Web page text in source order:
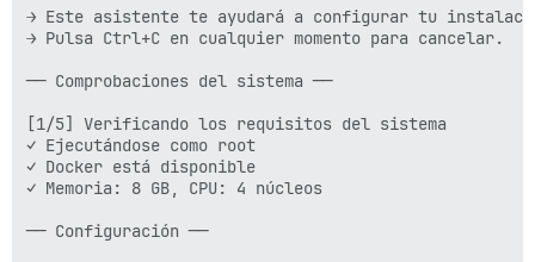
→ Este asistente te ayudará a configurar tu
→ Pulsa Ctrl+C en cualquier momento para cancelar.
── Comprobaciones del sistema ──
[1/5] Verificando los requisitos del sistema
✓ Ejecutándose como root
✓ Docker está disponible
✓ Memoria: 8 GB, CPU: 4 núcleos
── Configuración ──